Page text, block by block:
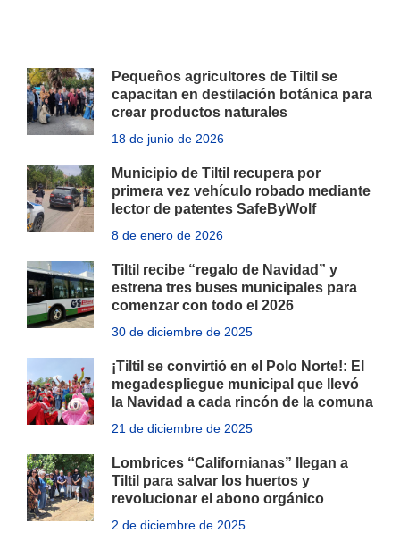
Pequeños agricultores de Tiltil se
capacitan en destilación botánica para
crear productos naturales
18 de junio de 2026
Municipio de Tiltil recupera por
primera vez vehículo robado mediante
lector de patentes SafeByWolf
8 de enero de 2026
Tiltil recibe “regalo de Navidad” y
estrena tres buses municipales para
comenzar con todo el 2026
30 de diciembre de 2025
¡Tiltil se convirtió en el Polo Norte!: El
megadespliegue municipal que llevó
la Navidad a cada rincón de la comuna
21 de diciembre de 2025
Lombrices “Californianas” llegan a
Tiltil para salvar los huertos y
revolucionar el abono orgánico
2 de diciembre de 2025